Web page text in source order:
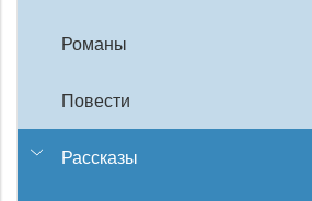
Романы
Повести
Рассказы